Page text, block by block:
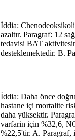
İddia:
azaltır. Paragraf: 12
tedavisi BAT
desteklemektedir. B.
İddia: Daha önce
hastane içi mortalite
daha yüksektir.
varfarin için %32,6,
%22,5'tir. A. Paragraf,